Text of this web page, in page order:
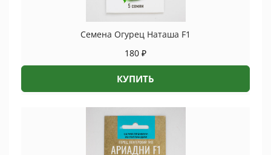
Семена Огурец Наташа F1
180 ₽
КУПИТЬ